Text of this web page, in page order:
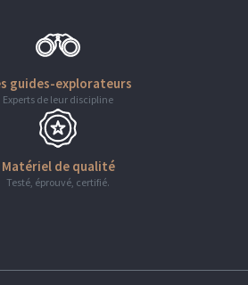
guides-explorateurs
Experts de leur discipline
Matériel de qualité
Testé, éprouvé, certifié.